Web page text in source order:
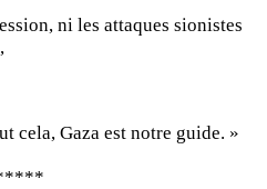
ni les attaques sionistes
cela, Gaza est notre guide. »